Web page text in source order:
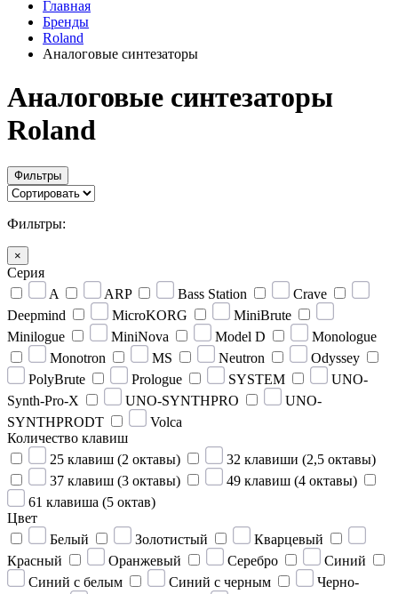
Главная
Бренды
Roland
Аналоговые синтезаторы
Аналоговые синтезаторы
Roland
Фильтры
Фильтры:
×
Серия
A
ARP Bass Station
Crave
Deepmind
MicroKORG
MiniBrute
Minilogue
MiniNova Model D
Monologue
Monotron
MS Neutron
Odyssey
PolyBrute
Prologue SYSTEM
UNO-
Synth-Pro-X
UNO-SYNTHPRO
UNO-
SYNTHPRODT
Volca
Количество клавиш
25 клавиш (2 октавы)
32 клавиши (2,5 октавы)
37 клавиш (3 октавы)
49 клавиш (4 октавы)
61 клавиша (5 октав)
Цвет
Белый
Золотистый
Кварцевый
Красный
Оранжевый Серебро
Синий
Синий с белым
Синий с черным
Черно-